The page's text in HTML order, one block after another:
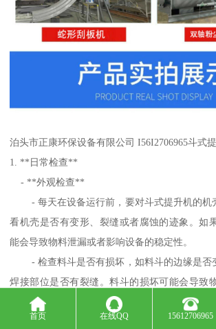
泊头市正康环保设备有限公司 I56I2706965斗式
1. **日常检查**
- **外观检查**
- 每天在设备运行前，要对斗式提升机的机
看机壳是否有变形、裂缝或者腐蚀的迹象。如
能会导致物料泄漏或者影响设备的稳定性。
- 检查料斗是否有损坏，如料斗的边缘是否
焊接部位是否有裂缝。料斗的损坏可能会导致
落，降低输送效率。
- 检查牵引构件（胶带或链条）的外观。对于
首页 在线QQ 15612706965